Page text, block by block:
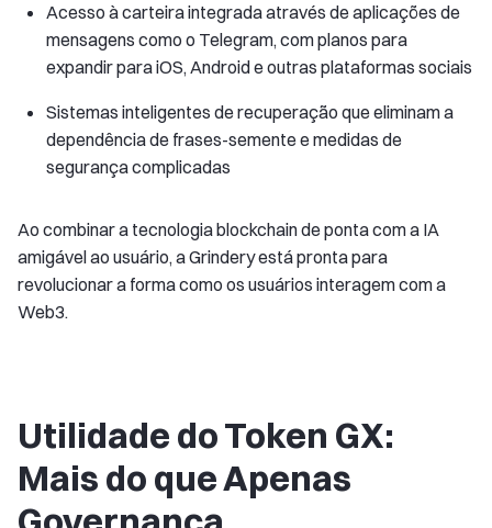
Acesso à carteira integrada através de aplicações de
mensagens como o Telegram, com planos para
expandir para iOS, Android e outras plataformas sociais
Sistemas inteligentes de recuperação que eliminam a
dependência de frases-semente e medidas de
segurança complicadas
Ao combinar a tecnologia blockchain de ponta com a IA
amigável ao usuário, a Grindery está pronta para
revolucionar a forma como os usuários interagem com a
Web3.
Utilidade do Token GX:
Mais do que Apenas